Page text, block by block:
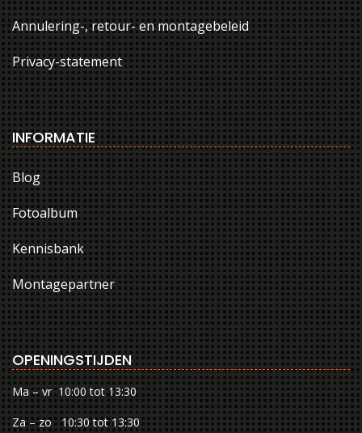
Annulering-, retour- en montagebeleid
Privacy-statement
INFORMATIE
Blog
Fotoalbum
Kennisbank
Montagepartner
OPENINGSTIJDEN
Ma – vr 10:00 tot 13:30
Za – zo 10:30 tot 13:30